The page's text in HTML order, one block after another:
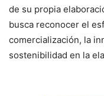
de su propia
busca reconocer el
comercialización, la
sostenibilidad en la